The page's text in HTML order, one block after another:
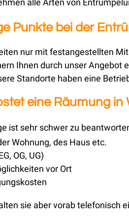
alle Arten von
Punkte bei der
nur mit festangestellten
Ihnen durch unser Angebot
Standorte haben eine
eine Räumung in
ist sehr schwer zu
Wohnung, des Haus etc.
OG, UG)
vor Ort
sie aber vorab telefonisch